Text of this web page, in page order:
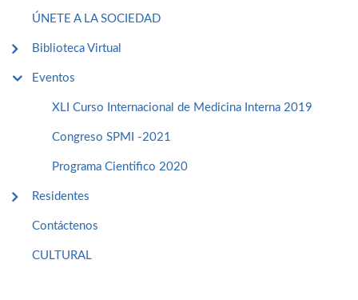
ÚNETE A LA SOCIEDAD
Biblioteca Virtual
Eventos
XLI Curso Internacional de Medicina Interna 2019
Congreso SPMI -2021
Programa Cientifico 2020
Residentes
Contáctenos
CULTURAL